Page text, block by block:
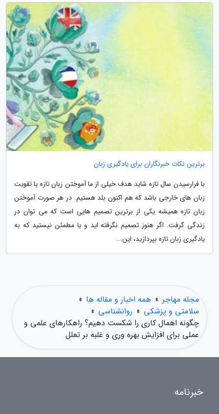
برترین نکات خبرنگاران برای یادگیری زبان
با فرارسیدن سال تازه شاید هدف خیلی از ما آموختن زبان تازه یا تقویت
زبان های خارجی باشد که هم اکنون بلد هستیم. در هر صورت آموختن
زبان تازه همیشه یکی از برترین تصمیم هایی است که می توان در
زندگی گرفت. اگر هنوز تصمیم نگرفته اید و یا مطمئن نیستید که به
یادگیری زبان تازه بپردازید، این...
مجله مهاجر » همه اخبار و مقاله ها »
سلامتی و پزشکی » روانشناسی »
چگونه اهمال کاری را شکست دهیم؟ راهکارهای علمی و
عملی برای افزایش بهره وری و غلبه بر تعلل
خبرنامه